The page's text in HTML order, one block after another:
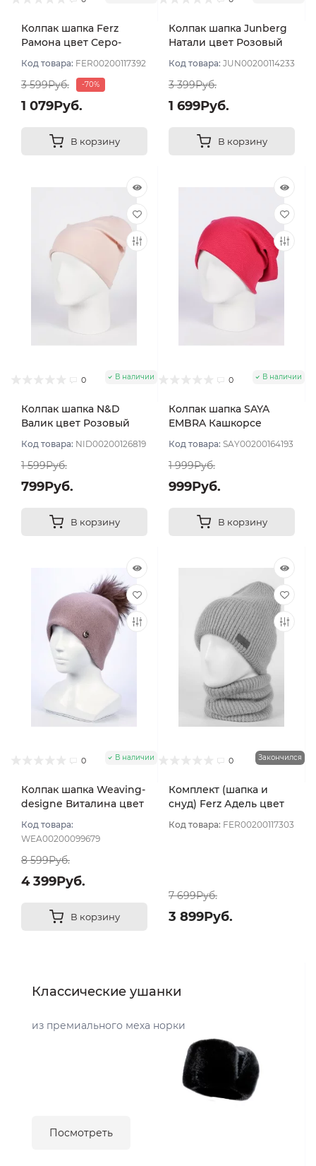
Колпак шапка Ferz
Рамона цвет Серо-
Код товара: FER00200117392
3 599Руб. -70%
1 079Руб.
В корзину
Колпак шапка Junberg
Натали цвет Розовый
Код товара: JUN00200114233
3 399Руб.
1 699Руб.
В корзину
0 В наличии
Колпак шапка N&D
Валик цвет Розовый
Код товара: NID00200126819
1 599Руб.
799Руб.
В корзину
0 В наличии
Колпак шапка SAYA
EMBRA Кашкорсе
Код товара: SAY00200164193
1 999Руб.
999Руб.
В корзину
0 В наличии
Колпак шапка Weaving-
designe Виталина цвет
Код товара:
WEA00200099679
8 599Руб.
4 399Руб.
В корзину
0 Закончился
Комплект (шапка и
снуд) Ferz Адель цвет
Код товара: FER00200117303
7 699Руб.
3 899Руб.
Классические ушанки
из премиального меха норки
Посмотреть